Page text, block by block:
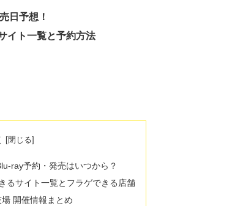
日予想！
イト一覧と予約方法
ray予約・発売はいつから？
るサイト一覧とフラゲできる店舗
開催情報まとめ